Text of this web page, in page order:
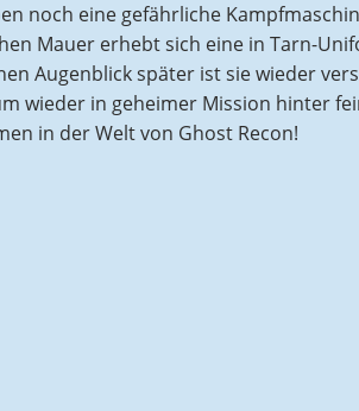
noch eine gefährliche
Mauer erhebt sich eine in Tarn-
Augenblick später ist sie wieder
wieder in geheimer Mission hinter
in der Welt von Ghost Recon!